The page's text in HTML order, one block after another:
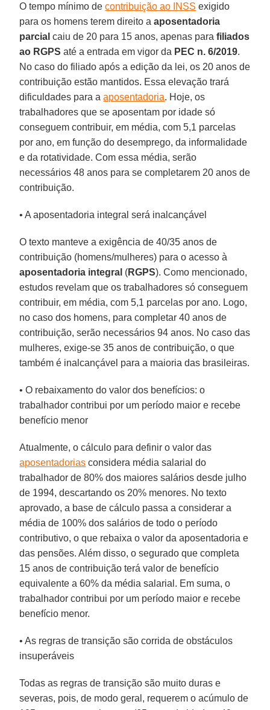
O tempo mínimo decontribuição ao INSS exigido
para os homens terem direito aaposentadoria
parcial caiu de 20 para 15 anos, apenas para filiados
ao RGPS até a entrada em vigor da PEC n. 6/2019.
No caso do filiado após a edição da lei, os 20 anos de
contribuição estão mantidos. Essa elevação trará
dificuldades para aaposentadoria. Hoje, os
trabalhadores que se aposentam por idade só
conseguem contribuir, em média, com 5,1 parcelas
por ano, em função do desemprego, da informalidade
e da rotatividade. Com essa média, serão
necessários 48 anos para se completarem 20 anos de
contribuição.
• A aposentadoria integral será inalcançável
O texto manteve a exigência de 40/35 anos de
contribuição (homens/mulheres) para o acesso à
aposentadoria integral (RGPS). Como mencionado,
estudos revelam que os trabalhadores só conseguem
contribuir, em média, com 5,1 parcelas por ano. Logo,
no caso dos homens, para completar 40 anos de
contribuição, serão necessários 94 anos. No caso das
mulheres, exige-se 35 anos de contribuição, o que
também é inalcançável para a maioria das brasileiras.
• O rebaixamento do valor dos benefícios: o
trabalhador contribui por um período maior e recebe
benefício menor
Atualmente, o cálculo para definir o valor das
aposentadorias considera média salarial do
trabalhador de 80% dos maiores salários desde julho
de 1994, descartando os 20% menores. No texto
aprovado, a base de cálculo passa a considerar a
média de 100% dos salários de todo o período
contributivo, o que rebaixa o valor da aposentadoria e
das pensões. Além disso, o segurado que completa
15 anos de contribuição terá valor de benefício
equivalente a 60% da média salarial. Em suma, o
trabalhador contribui por um período maior e recebe
benefício menor.
• As regras de transição são corrida de obstáculos
insuperáveis
Todas as regras de transição são muito duras e
severas, pois, de modo geral, requerem o acúmulo de